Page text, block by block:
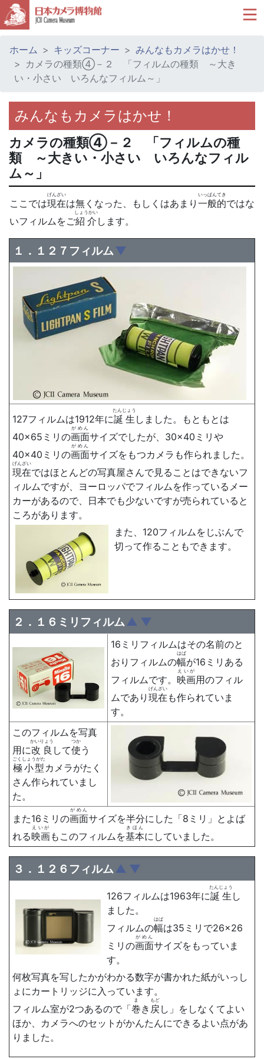
ホーム キッズコーナー
みんなもカメラはかせ！
カメラの種類④－２ 「フィルムの種類 ～大き
い・小さい いろんなフィルム～」
みんなもカメラはかせ！
カメラの種類④－２ 「フィルムの種
類 ～大きい・小さい いろんなフィル
ム～」
ここでは現在
げんざい
は無くなった、もしくはあまり 一般的
いっぱんてき
ではな
いフィルムをご紹介
しょうかい
します。
１．１２７フィルム▼
127フィルムは1912年に誕生
たんじょう
しました。もともとは
40×65ミリの画面
がめん
サイズでしたが、30×40ミリや
40×40ミリの画面
がめん
サイズをもつカメラも作られました。
現在
げんざい
ではほとんどの写真屋さんで見ることはできないフ
ィルムですが、ヨーロッパでフィルムを作っているメー
カーがあるので、日本でも少ないですが売られていると
ころがあります。
また、120フィルムをじぶんで
切って作ることもできます。
２．１６ミリフィルム▲ ▼
16ミリフィルムはその名前のと
おりフィルムの幅
はば
が16ミリある
フィルムです。 映画
えいが
用のフィル
ムであり 現在
げんざい
も作られていま
す。
このフィルムを写真
用に改良
かいりょう
して使
つか
う
極小型
ごくしょうがた
カメラがたく
さん作られていまし
た。
また16ミリの画面
がめん
サイズを半分にした「8ミリ」とよば
れる映画
えいが
もこのフィルムを基本
きほん
にしていました。
３．１２６フィルム▲ ▼
126フィルムは1963年に誕生
たんじょう
し
ました。
フィルムの幅
はば
は35ミリで26×26
ミリの画面
がめん
サイズをもっていま
す。
何枚写真を写したかがわかる数字が書かれた紙がいっし
ょにカートリッジに入っています。
フィルム室が2つあるので「巻
ま
き 戻
もど
し」をしなくてよい
ほか、カメラへのセットがかんたんにできるよい点があ
りました。